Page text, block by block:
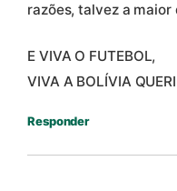
razões, talvez a maior
E VIVA O FUTEBOL,
VIVA A BOLÍVIA
Responder